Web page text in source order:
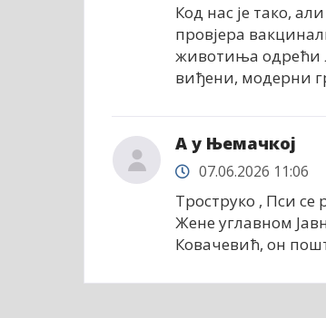
Код нас је тако,
провјера
животиња одрећи
виђени, модерни
А у Њемачкој
07.06.2026 11:06
Троструко , Пси се
Жене углавном
Ковачевић, он